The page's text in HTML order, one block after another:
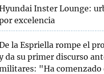
Inster Lounge:
excelencia
la Espriella rompe el
da su primer discurso
"Ha comenzado